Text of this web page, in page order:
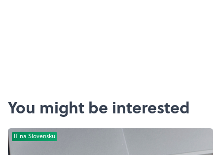
You might be interested
IT na Slovensku